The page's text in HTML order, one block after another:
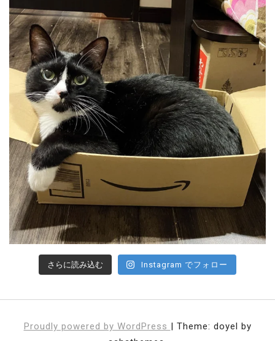
さらに読み込む Instagram でフォロー
Proudly powered by WordPress | Theme: doyel by